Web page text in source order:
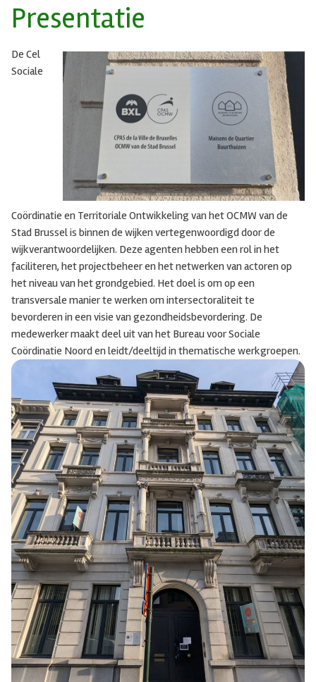
Presentatie
De Cel
Sociale
Coördinatie en Territoriale Ontwikkeling van het OCMW van de
Stad Brussel is binnen de wijken vertegenwoordigd door de
wijkverantwoordelijken. Deze agenten hebben een rol in het
faciliteren, het projectbeheer en het netwerken van actoren op
het niveau van het grondgebied. Het doel is om op een
transversale manier te werken om intersectoraliteit te
bevorderen in een visie van gezondheidsbevordering. De
medewerker maakt deel uit van het Bureau voor Sociale
Coördinatie Noord en leidt/deeltijd in thematische werkgroepen.